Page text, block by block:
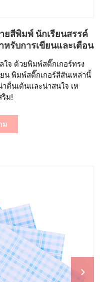
ยสีพิมพ์ นักเรียนสรรค์
รับการเขียนและเตือน
ใจ ด้วยพิมพ์สติ๊กเกอร์ทรง
น พิมพ์สติ๊กเกอร์สีสันเหล่านี้
ตื่นเต้นและน่าสนใจ เห
ริม!
ม